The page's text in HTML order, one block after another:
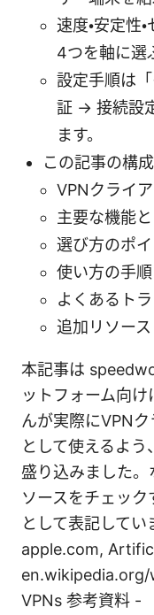
速度・安定性
4つを軸に選
設定手順は
証 → 接続設
ます。
この記事の構成
VPNクライ
主要な機能
選び方のポ
使い方の手
よくあるト
追加リソー
本記事は
ットフォーム向
んが実際にVPN
として使えるよ
盛り込みました。
ソースをチェック
として表記して
apple.com,
VPNs 参考資料 -